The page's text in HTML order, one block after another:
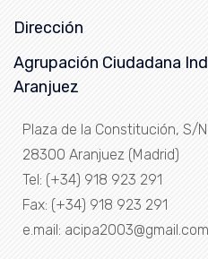
Dirección
Agrupación Ciudadana
Aranjuez
Plaza de la Constitución, S/N
28300 Aranjuez (Madrid)
Tel: (+34) 918 923 291
Fax: (+34) 918 923 291
e.mail: acipa2003@gmail.com